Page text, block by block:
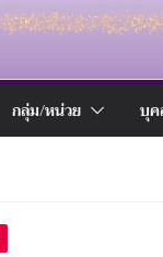
กลุ่ม/หน่วย บุค